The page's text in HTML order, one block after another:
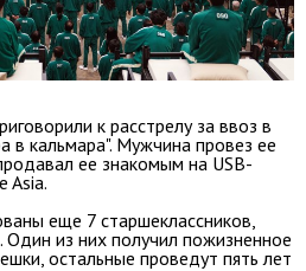
к расстрелу за ввоз в
в кальмара". Мужчина провез ее
ее знакомым на USB-
Asia.
еще 7 старшеклассников,
Один из них получил пожизненное
остальные проведут пять лет